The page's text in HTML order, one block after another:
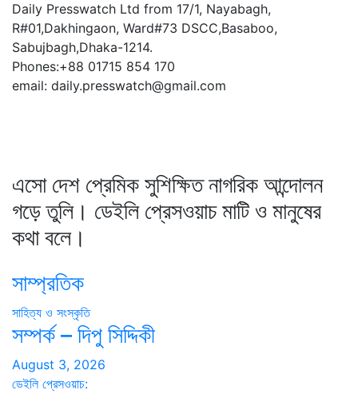
Daily Presswatch Ltd from 17/1, Nayabagh,
R#01,Dakhingaon, Ward#73 DSCC,Basaboo,
Sabujbagh,Dhaka-1214.
Phones:+88 01715 854 170
email: daily.presswatch@gmail.com
এসো দেশ প্রেমিক সুশিক্ষিত নাগরিক আন্দোলন
গড়ে তুলি। ডেইলি প্রেসওয়াচ মাটি ও মানুষের
কথা বলে।
সাম্প্রতিক
সাহিত্য ও সংস্কৃতি
সম্পর্ক – দিপু সিদ্দিকী
August 3, 2026
ডেইলি প্রেসওয়াচ: